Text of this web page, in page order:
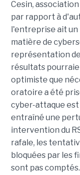
Cesin, association
par rapport à
l'entreprise ait
matière de
représentation
résultats
optimiste que
oratoire a été
cyber-attaque
entraîné une
intervention du
rafale, les
bloquées par les
sont pas